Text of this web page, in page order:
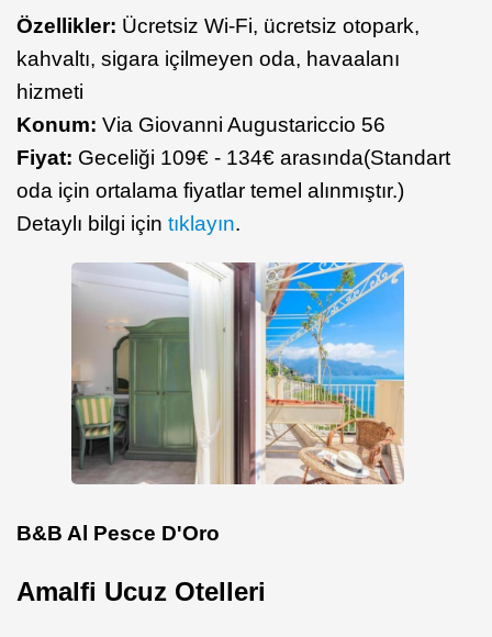
Özellikler: Ücretsiz Wi-Fi, ücretsiz otopark,
kahvaltı, sigara içilmeyen oda, havaalanı
hizmeti
Konum: Via Giovanni Augustariccio 56
Fiyat: Geceliği 109€ - 134€ arasında(Standart
oda için ortalama fiyatlar temel alınmıştır.)
Detaylı bilgi için tıklayın.
B&B Al Pesce D'Oro
Amalfi Ucuz Otelleri